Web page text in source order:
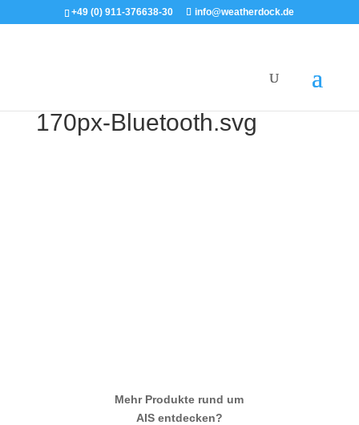
+49 (0) 911-376638-30 info@weatherdock.de
170px-Bluetooth.svg
Mehr Produkte rund um
AIS entdecken?